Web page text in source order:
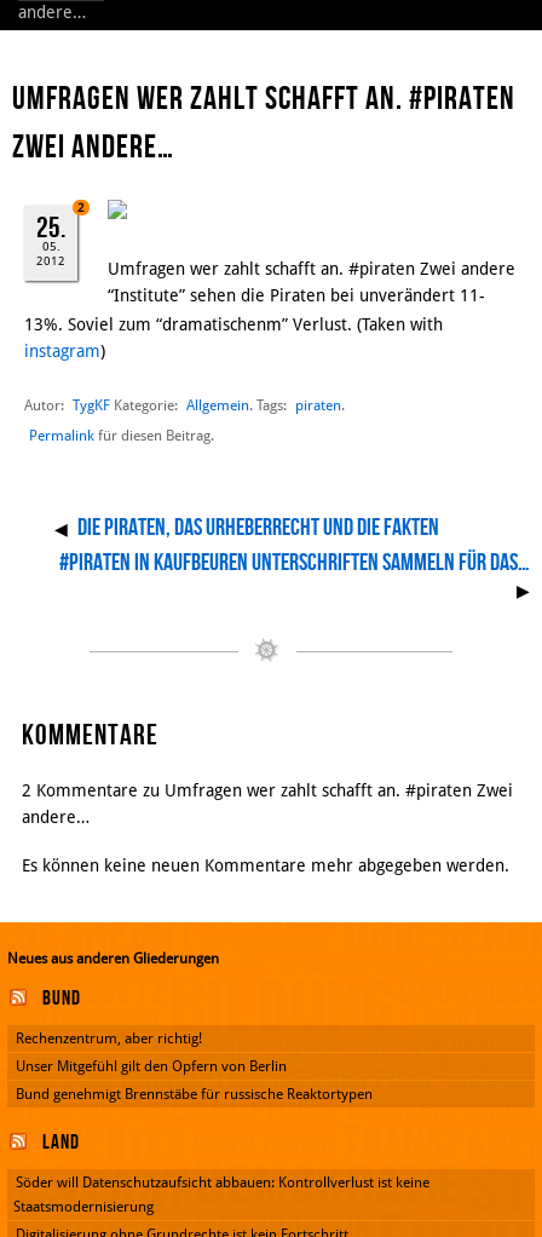
Facebook
andere…
Umfragen wer zahlt schafft an. #piraten
Zwei andere…
2
25.
05.
2012
Umfragen wer zahlt schafft an. #piraten Zwei andere
“Institute” sehen die Piraten bei unverändert 11-
13%. Soviel zum “dramatischenm” Verlust. (Taken with
instagram)
Autor: TygKF Kategorie: Allgemein. Tags: piraten.
Permalink für diesen Beitrag.
◀ Die Piraten, das Urheberrecht und die Fakten
#Piraten in Kaufbeuren Unterschriften sammeln für das…
▶
Kommentare
2 Kommentare zu Umfragen wer zahlt schafft an. #piraten Zwei
andere…
Es können keine neuen Kommentare mehr abgegeben werden.
Neues aus anderen Gliederungen
Bund
Rechenzentrum, aber richtig!
Unser Mitgefühl gilt den Opfern von Berlin
Bund genehmigt Brennstäbe für russische Reaktortypen
Land
Söder will Datenschutzaufsicht abbauen: Kontrollverlust ist keine
Staatsmodernisierung